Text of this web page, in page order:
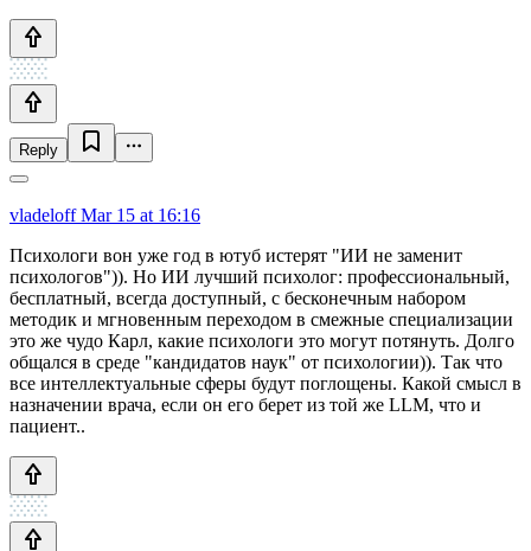
Reply
vladeloffMar 15 at 16:16
Психологи вон уже год в ютуб истерят "ИИ не заменит
психологов")). Но ИИ лучший психолог: профессиональный,
бесплатный, всегда доступный, с бесконечным набором
методик и мгновенным переходом в смежные специализации
это же чудо Карл, какие психологи это могут потянуть. Долго
общался в среде "кандидатов наук" от психологии)). Так что
все интеллектуальные сферы будут поглощены. Какой смысл в
назначении врача, если он его берет из той же LLM, что и
пациент..